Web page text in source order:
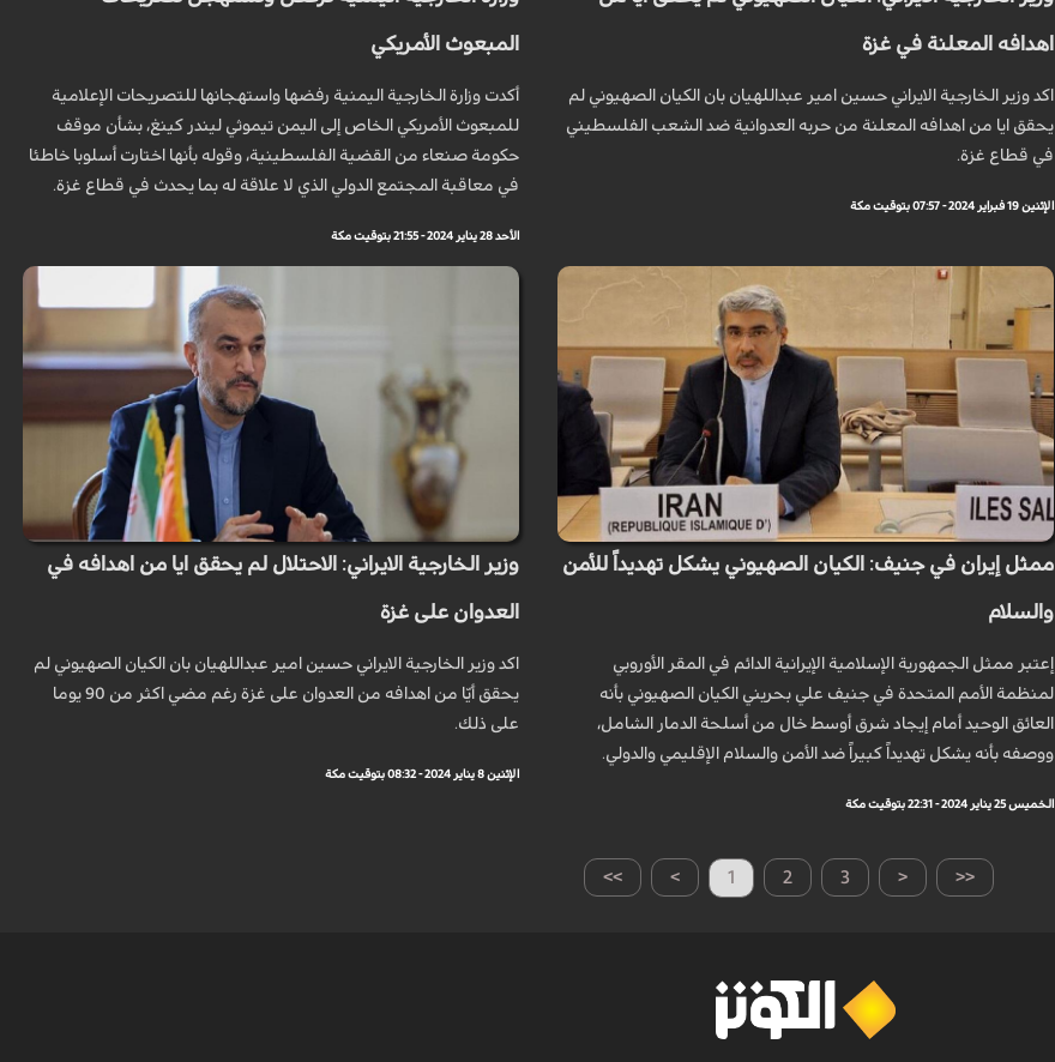
اهدافه المعلنة في غزة
اكد وزير الخارجية الايراني حسين امير عبداللهيان بان الكيان الصهيوني لم
يحقق ايا من اهدافه المعلنة من حربه العدوانية ضد الشعب الفلسطيني
في قطاع غزة.
الإثنين 19 فبراير 2024 - 07:57 بتوقيت مكة
المبعوث الأمريكي
أكدت وزارة الخارجية اليمنية رفضها واستهجانها للتصريحات الإعلامية
للمبعوث الأمريكي الخاص إلى اليمن تيموثي ليندر كينغ، بشأن موقف
حكومة صنعاء من القضية الفلسطينية، وقوله بأنها اختارت أسلوبا خاطئا
في معاقبة المجتمع الدولي الذي لا علاقة له بما يحدث في قطاع غزة.
الأحد 28 يناير 2024 - 21:55 بتوقيت مكة
ممثل إيران في جنيف: الكيان الصهيوني يشكل تهديداً للأمن
والسلام
إعتبر ممثل الجمهورية الإسلامية الإيرانية الدائم في المقر الأوروبي
لمنظمة الأمم المتحدة في جنيف علي بحريني الكيان الصهيوني بأنه
العائق الوحيد أمام إيجاد شرق أوسط خال من أسلحة الدمار الشامل،
ووصفه بأنه يشكل تهديداً كبيراً ضد الأمن والسلام الإقليمي والدولي.
الخميس 25 يناير 2024 - 22:31 بتوقيت مكة
وزير الخارجية الايراني: الاحتلال لم يحقق ايا من اهدافه في
العدوان على غزة
اكد وزير الخارجية الايراني حسين امير عبداللهيان بان الكيان الصهيوني لم
يحقق أيّا من اهدافه من العدوان على غزة رغم مضي اكثر من 90 يوما
على ذلك.
الإثنين 8 يناير 2024 - 08:32 بتوقيت مكة
>> > 1 2 3 < <<